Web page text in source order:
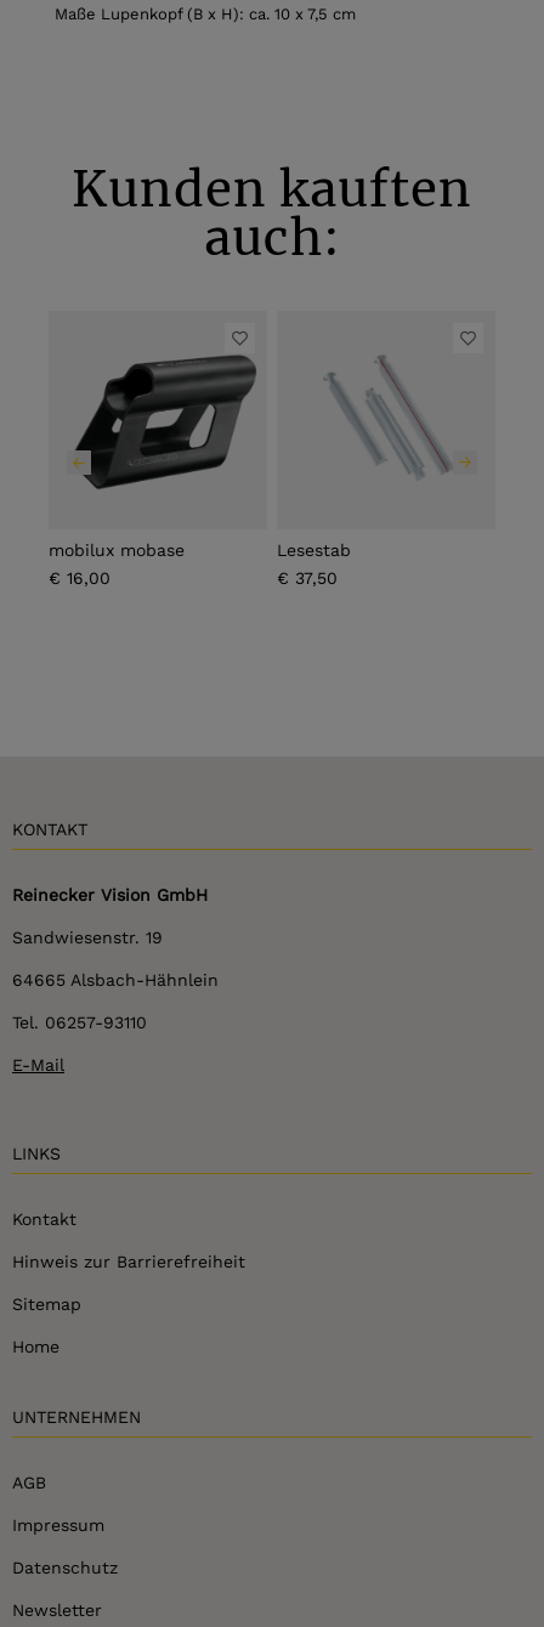
Maße Lupenkopf (B x H): ca. 10 x 7,5 cm
Kunden kauften
auch:
mobilux mobase
€ 16,00
Lesestab
€ 37,50
KONTAKT
Reinecker Vision GmbH
Sandwiesenstr. 19
64665 Alsbach-Hähnlein
Tel. 06257-93110
E-Mail
LINKS
Kontakt
Hinweis zur Barrierefreiheit
Sitemap
Home
UNTERNEHMEN
AGB
Impressum
Datenschutz
Newsletter